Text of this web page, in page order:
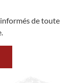
de toute